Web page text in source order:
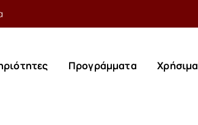
Προγράμματα Χρήσιμα